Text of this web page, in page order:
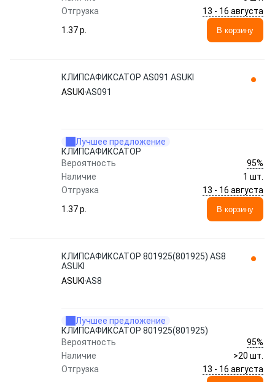
Отгрузка
13 - 16 августа
1.37 p.
В корзину
КЛИПСАФИКСАТОР AS091 ASUKI
ASUKI AS091
Лучшее предложение
КЛИПСАФИКСАТОР
Вероятность
95%
Наличие
1 шт.
Отгрузка
13 - 16 августа
1.37 p.
В корзину
КЛИПСАФИКСАТОР 801925(801925) AS8
ASUKI
ASUKI AS8
Лучшее предложение
КЛИПСАФИКСАТОР 801925(801925)
Вероятность
95%
Наличие
>20 шт.
Отгрузка
13 - 16 августа